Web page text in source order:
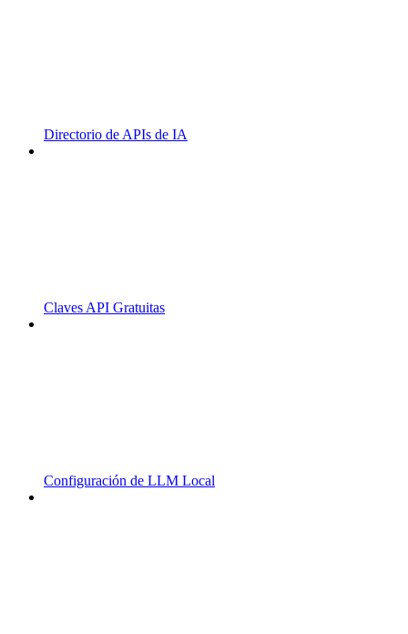
Directorio de APIs de IA
Claves API Gratuitas
Configuración de LLM Local